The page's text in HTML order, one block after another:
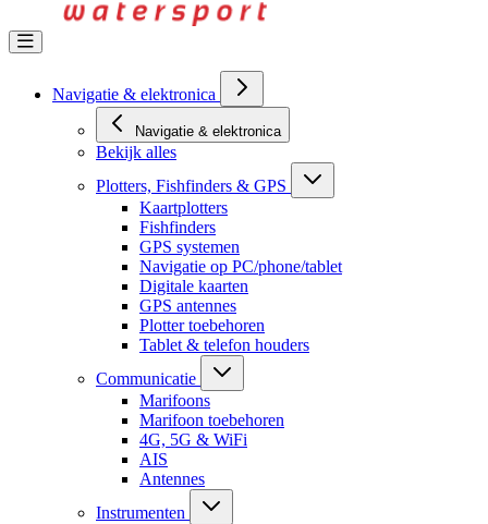
Navigatie & elektronica
Navigatie & elektronica
Bekijk alles
Plotters, Fishfinders & GPS
Kaartplotters
Fishfinders
GPS systemen
Navigatie op PC/phone/tablet
Digitale kaarten
GPS antennes
Plotter toebehoren
Tablet & telefon houders
Communicatie
Marifoons
Marifoon toebehoren
4G, 5G & WiFi
AIS
Antennes
Instrumenten